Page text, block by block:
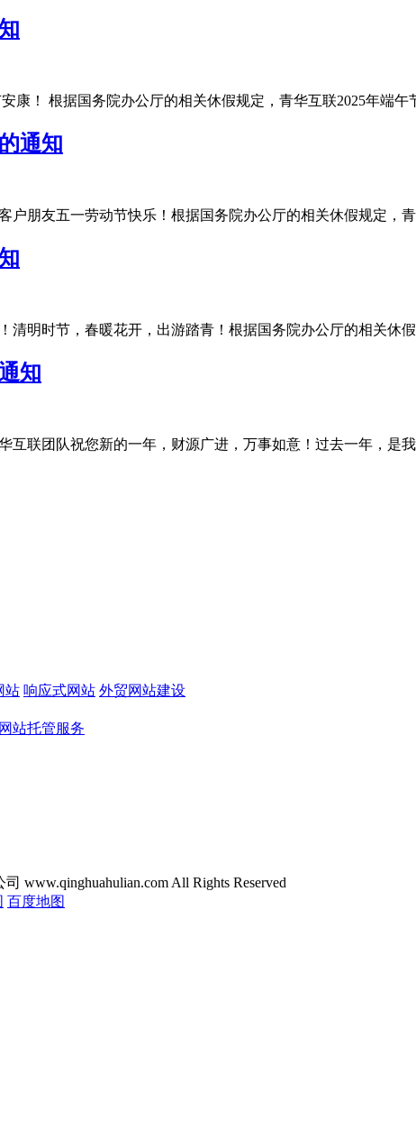
康！ 根据国务院办公厅的相关休假规定，青华互联2025年端午
通知
朋友五一劳动节快乐！根据国务院办公厅的相关休假规定，青
清明时节，春暖花开，出游踏青！根据国务院办公厅的相关休
知
互联团队祝您新的一年，财源广进，万事如意！过去一年，是
站 响应式网站 外贸网站建设
网站托管服务
www.qinghuahulian.com All Rights Reserved
百度地图